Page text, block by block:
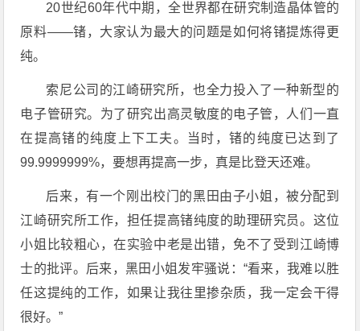
20世纪60年代中期，全世界都在研究制造晶体管的
原料——锗，大家认为最大的问题是如何将锗提炼得更
纯。
索尼公司的江崎研究所，也全力投入了一种新型的
电子管研究。为了研究出高灵敏度的电子管，人们一直
在提高锗的纯度上下工夫。当时，锗的纯度已达到了
99.9999999%，要想再提高一步，真是比登天还难。
后来，有一个刚出校门的黑田由子小姐，被分配到
江崎研究所工作，担任提高锗纯度的助理研究员。这位
小姐比较粗心，在实验中老是出错，免不了受到江崎博
士的批评。后来，黑田小姐发牢骚说：“看来，我难以胜
任这提纯的工作，如果让我往里掺杂质，我一定会干得
很好。”